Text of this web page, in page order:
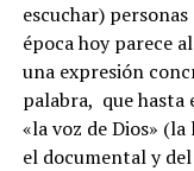
escuchar)
época hoy parece
una expresión
palabra, que hasta
«la voz de Dios»
el documental y del